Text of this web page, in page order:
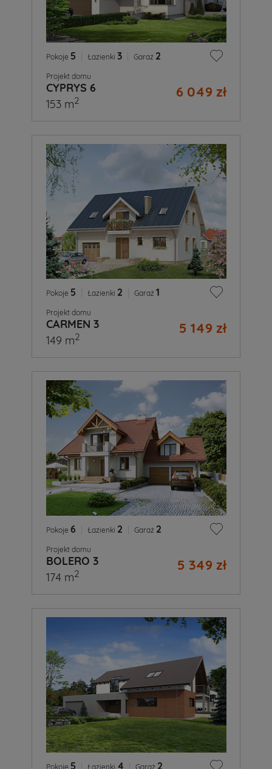
Pokoje 5 Łazienki 3 Garaż 2
Projekt domu
CYPRYS 6 6 049 zł
153 m2
Pokoje 5 Łazienki 2 Garaż 1
Projekt domu
CARMEN 3 5 149 zł
149 m2
Pokoje 6 Łazienki 2 Garaż 2
Projekt domu
BOLERO 3 5 349 zł
174 m2
Pokoje 5 Łazienki 4 Garaż 2